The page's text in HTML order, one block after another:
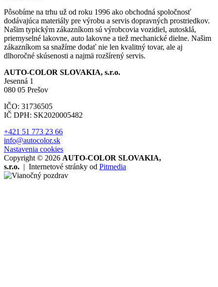
Pôsobíme na trhu už od roku 1996 ako obchodná spoločnosť
dodávajúca materiály pre výrobu a servis dopravných prostriedkov.
Našim typickým zákazníkom sú výrobcovia vozidiel, autosklá,
priemyselné lakovne, auto lakovne a tiež mechanické dielne. Našim
zákazníkom sa snažíme dodať nie len kvalitný tovar, ale aj
dlhoročné skúsenosti a najmä rozšírený servis.
AUTO-COLOR SLOVAKIA, s.r.o.
Jesenná 1
080 05 Prešov
IČO: 31736505
IČ DPH: SK2020005482
+421 51 773 23 66
info@autocolor.sk
Nastavenia cookies
Copyright © 2026 AUTO-COLOR SLOVAKIA,
s.r.o. | Internetové stránky od Pitmedia